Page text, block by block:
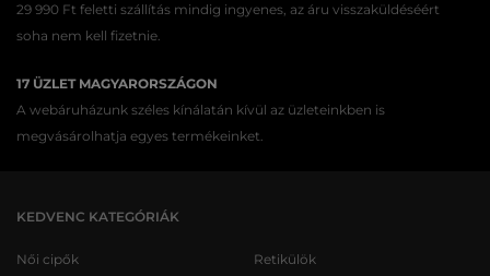
29 990 Ft feletti szállítás mindig ingyenes, az áru visszaküldéséért
soha nem kell fizetnie.
17 ÜZLET MAGYARORSZÁGON
A webáruházunk széles kínálatán kívül az üzleteinkben is
megvásárolhatja egyes termékeinket.
KEDVENC KATEGÓRIÁK
Női cipők
Retikülök